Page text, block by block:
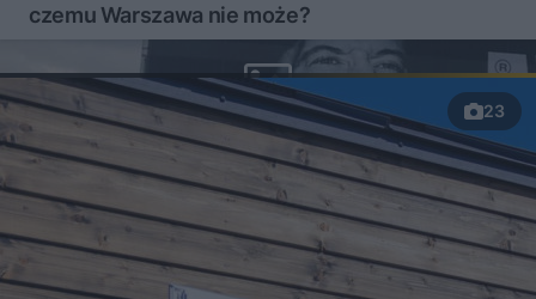
czemu Warszawa nie może?
23